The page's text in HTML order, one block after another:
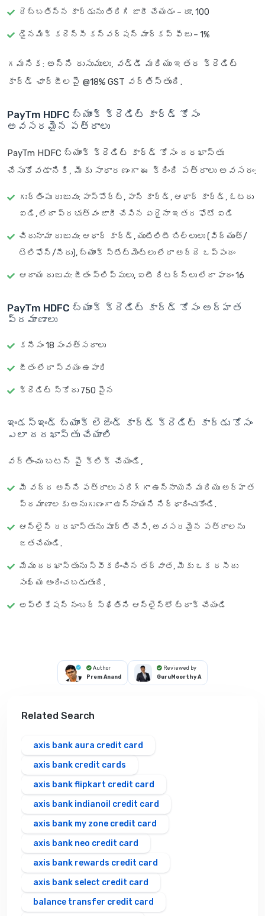
దెబ్బతిన్న కార్డును తిరిగి జారీ చేయడం – రూ. 100
డైనమిక్ కరెన్సీ కన్వర్షన్ మార్కప్ ఫీజు – 1%
గమనిక : అన్ని రుసుములు, వడ్డీ మరియు ఇతర క్రెడిట్
కార్డ్ ఛార్జీలపై @18% GST వర్తిస్తుంది.
PayTm HDFC బ్యాంక్ క్రెడిట్ కార్డ్ కోసం
అవసరమైన పత్రాలు
PayTm HDFC బ్యాంక్ క్రెడిట్ కార్డ్ కోసం దరఖాస్తు
చేసుకోవడానికి, మీకు సాధారణంగా ఈ క్రింది పత్రాలు అవసరం:
గుర్తింపు రుజువు: పాస్‌పోర్ట్, పాన్ కార్డ్, ఆధార్ కార్డ్, ఓటరు
ఐడి, లేదా ప్రభుత్వం జారీ చేసిన ఏదైనా ఇతర ఫోటో ఐడి
చిరునామా రుజువు: ఆధార్ కార్డ్, యుటిలిటీ బిల్లులు (విద్యుత్/
టెలిఫోన్/నీరు), బ్యాంక్ స్టేట్‌మెంట్‌లు లేదా అద్దె ఒప్పందం
ఆదాయ రుజువు: జీతం స్లిప్పులు, ఐటీ రిటర్న్‌లు లేదా ఫారం 16
PayTm HDFC బ్యాంక్ క్రెడిట్ కార్డ్ కోసం అర్హత
ప్రమాణాలు
కనీసం 18 సంవత్సరాలు
జీతం లేదా స్వయం ఉపాధి
క్రెడిట్ స్కోరు 750 పైన
ఇండస్ఇండ్ బ్యాంక్ లెజెండ్ కార్డ్ క్రెడిట్ కార్డు కోసం
ఎలా దరఖాస్తు చేయాలి
వర్తించు బటన్ పై క్లిక్ చేయండి,
మీ వద్ద అన్ని పత్రాలు సరిగ్గా ఉన్నాయని మరియు అర్హత
ప్రమాణాలకు అనుగుణంగా ఉన్నాయని నిర్ధారించుకోండి.
ఆన్‌లైన్ దరఖాస్తును పూర్తి చేసి, అవసరమైన పత్రాలను
జతచేయండి.
మేము దరఖాస్తును స్వీకరించిన తర్వాత, మీకు ఒక రసీదు
సంఖ్య అందించబడుతుంది.
అప్లికేషన్ నంబర్ స్థితిని ఆన్‌లైన్‌లో ట్రాక్ చేయండి
Author
Prem Anand
Reviewed by
GuruMoorthy A
Related Search
axis bank aura credit card
axis bank credit cards
axis bank flipkart credit card
axis bank indianoil credit card
axis bank my zone credit card
axis bank neo credit card
axis bank rewards credit card
axis bank select credit card
balance transfer credit card